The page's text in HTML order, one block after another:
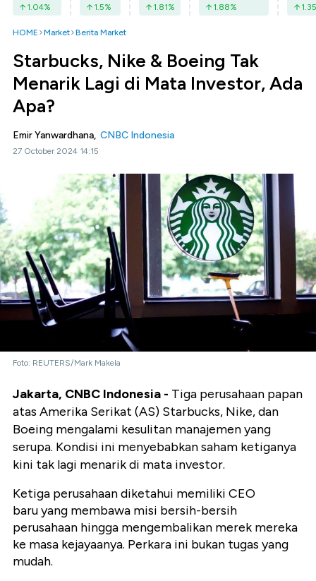
1.04% 1.5% 1.81% 1.88% 1.35
HOME Market Berita Market
Starbucks, Nike & Boeing Tak
Menarik Lagi di Mata Investor, Ada
Apa?
Emir Yanwardhana, CNBC Indonesia
27 October 2024 14:15
Foto: REUTERS/Mark Makela
Jakarta, CNBC Indonesia - Tiga perusahaan papan
atas Amerika Serikat (AS) Starbucks, Nike, dan
Boeing mengalami kesulitan manajemen yang
serupa. Kondisi ini menyebabkan saham ketiganya
kini tak lagi menarik di mata investor.
Ketiga perusahaan diketahui memiliki CEO
baru yang membawa misi bersih-bersih
perusahaan hingga mengembalikan merek mereka
ke masa kejayaanya. Perkara ini bukan tugas yang
mudah.